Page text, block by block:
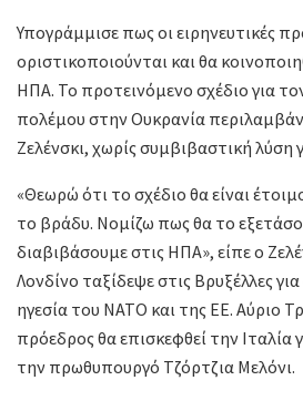
Υπογράμμισε πως οι ειρηνευτικές
οριστικοποιούνται και θα
ΗΠΑ. Το προτεινόμενο σχέδιο για
πολέμου στην Ουκρανία
Ζελένσκι, χωρίς συμβιβαστική λύση
«Θεωρώ ότι το σχέδιο θα είναι
το βράδυ. Νομίζω πως θα το
διαβιβάσουμε στις ΗΠΑ», είπε ο
Λονδίνο ταξίδεψε στις Βρυξέλλες
ηγεσία του ΝΑΤΟ και της ΕΕ. Αύριο
πρόεδρος θα επισκεφθεί την Ιταλία
την πρωθυπουργό Τζόρτζια Μελόνι.